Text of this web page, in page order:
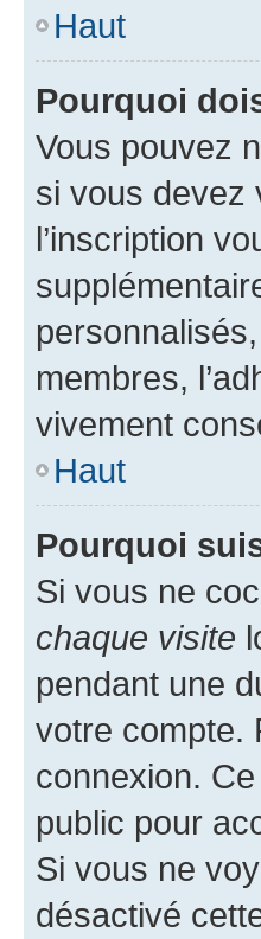
Haut
Pourquoi
Vous pouvez
si vous devez
l’inscription
membres,
vivement
Haut
Pourquoi
Si vous ne
chaque visite
pendant une
votre compte.
connexion.
public pour
Si vous ne
désactivé